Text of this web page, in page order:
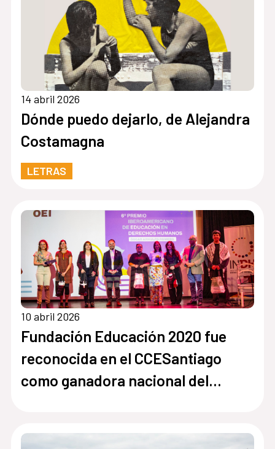
14 abril 2026
Dónde puedo dejarlo, de Alejandra
Costamagna
LETRAS
10 abril 2026
Fundación Educación 2020 fue
reconocida en el CCESantiago
como ganadora nacional del